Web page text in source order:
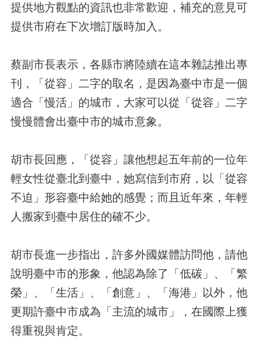
提供地方觀點的資訊也非常歡迎，補充的意見可
提供市府在下次增訂版時加入。
蔡副市長表示，各縣市將陸續在這本雜誌推出專
刊，「從容」二字的取名，是因為臺中市是一個
適合「慢活」的城市，大家可以從「從容」二字
慢慢體會出臺中市的城市意象。
胡市長回應，「從容」讓他想起五年前的一位年
輕女性從臺北到臺中，她寫信到市府，以「從容
不迫」形容臺中給她的感覺；而且近年來，年輕
人搬家到臺中居住的確不少。
胡市長進一步指出，許多外國媒體訪問他，請他
說明臺中市的形象，他認為除了「低碳」、「繁
榮」、「生活」、「創意」、「海港」以外，他
更期許臺中市成為「主流的城市」，在國際上獲
得重視與肯定。